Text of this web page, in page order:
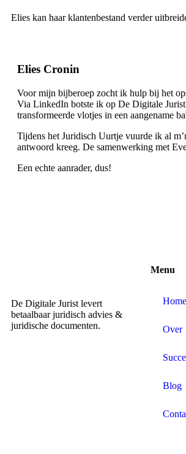
Elies kan haar klantenbestand verder
Elies Cronin
Voor mijn bijberoep zocht ik hulp bij het
Via LinkedIn botste ik op De Digitale
transformeerde vlotjes in een aangename
Tijdens het Juridisch Uurtje vuurde ik al
antwoord kreeg. De samenwerking met
Een echte aanrader, dus!
De Digitale Jurist levert
betaalbaar juridisch advies &
juridische documenten.
Menu
Home
Over
Blog